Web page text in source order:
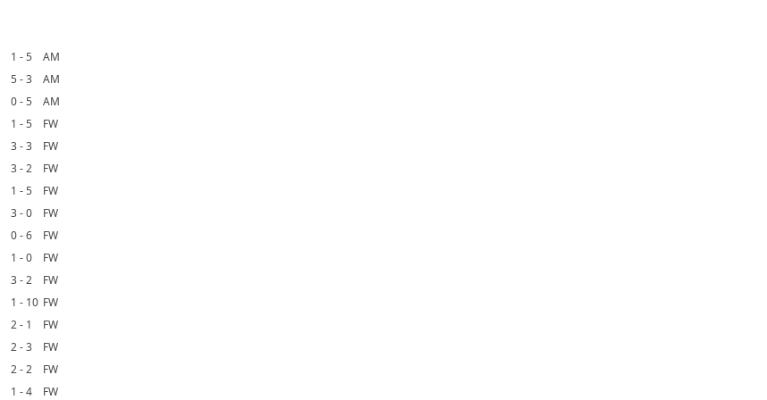
1 - 5
AM
5 - 3
AM
0 - 5
AM
1 - 5
FW
3 - 3
FW
3 - 2
FW
1 - 5
FW
3 - 0
FW
0 - 6
FW
1 - 0
FW
3 - 2
FW
1 - 10 FW
2 - 1
FW
2 - 3
FW
2 - 2
FW
1 - 4 FW